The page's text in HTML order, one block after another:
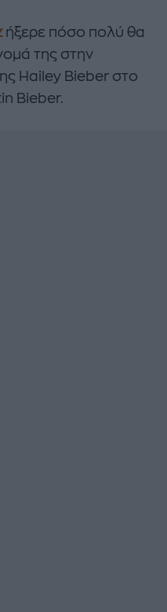
ήξερε πόσο πολύ θα
της στην
Hailey Bieber στο
Bieber.